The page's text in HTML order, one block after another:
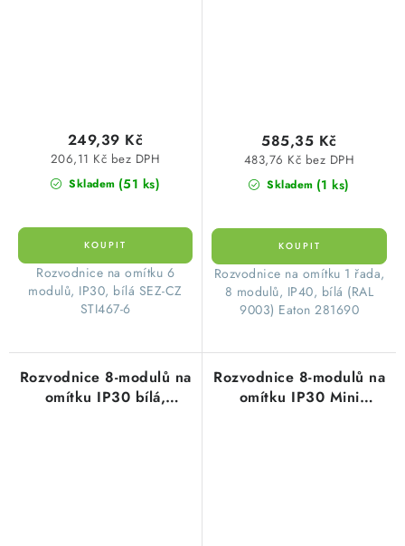
Skladem (51 ks)
206,11 Kč bez DPH
249,39 Kč
​Rozvodnice na omítku 6
modulů, IP30, bílá SEZ-CZ
STI467-6
Skladem (1 ks)
483,76 Kč bez DPH
585,35 Kč
​Rozvodnice na omítku 1 řada,
8 modulů, IP40, bílá (RAL
9003) Eaton 281690
Rozvodnice 8-modulů na
omítku IP30 bílá,
Rozvodnice 8-modulů na
omítku IP30 Mini